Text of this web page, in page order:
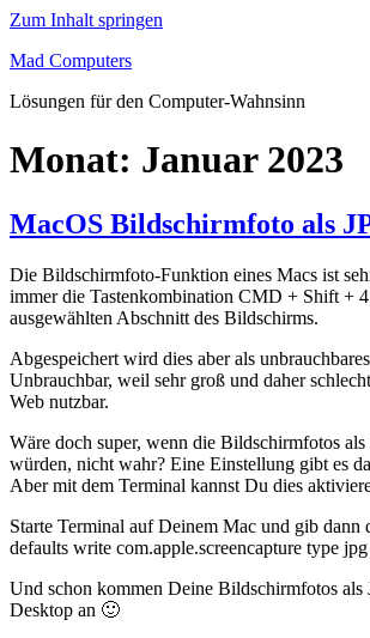
Zum Inhalt springen
Mad Computers
Lösungen für den Computer-Wahnsinn
Monat: Januar 2023
MacOS Bildschirmfoto als
Die Bildschirmfoto-Funktion eines Macs ist
immer die Tastenkombination CMD + Shift +
ausgewählten Abschnitt des Bildschirms.
Abgespeichert wird dies aber als
Unbrauchbar, weil sehr groß und daher
Web nutzbar.
Wäre doch super, wenn die Bildschirmfotos als
würden, nicht wahr? Eine Einstellung gibt es
Aber mit dem Terminal kannst Du dies
Starte Terminal auf Deinem Mac und gib dann
defaults write com.apple.screencapture type jpg
Und schon kommen Deine Bildschirmfotos als
Desktop an 🙂